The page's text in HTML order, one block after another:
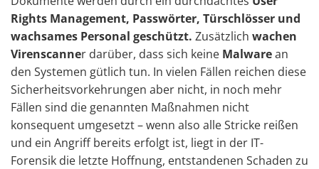
Rights Management, Passwörter, Türschlösser und
wachsames Personal geschützt. Zusätzlich wachen
Virenscanner darüber, dass sich keine Malwarean
den Systemen gütlich tun. In vielen Fällen reichen diese
Sicherheitsvorkehrungen aber nicht, in noch mehr
Fällen sind die genannten Maßnahmen nicht
konsequent umgesetzt – wenn also alle Stricke reißen
und ein Angriff bereits erfolgt ist, liegt in der IT-
Forensik die letzte Hoffnung, entstandenen Schaden zu